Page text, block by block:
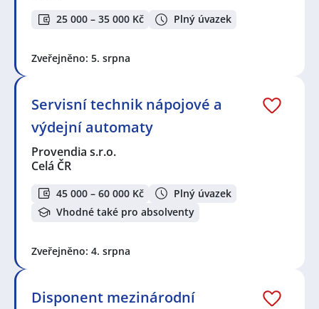
25 000 – 35 000 Kč Plný úvazek
Zveřejněno: 5. srpna
Servisní technik nápojové a
výdejní automaty
Provendia s.r.o.
Celá ČR
45 000 – 60 000 Kč
Plný úvazek
Vhodné také pro absolventy
Zveřejněno: 4. srpna
Disponent mezinárodní